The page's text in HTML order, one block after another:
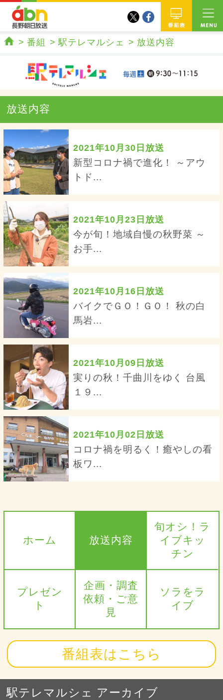
twitterfacebook
番組 駅テレマルシェ 放送内容
放送内容
2021年10月30日放送
新型コロナ禍で進化！ ～アウ
トド...
2021年10月23日放送
今が旬！地域自慢の秋野菜 ～
お手...
2021年10月16日放送
バイクでＧＯ！ＧＯ！ 秋の白
馬岩...
2021年10月09日放送
実りの秋！千曲川をゆく 台風
１９...
2021年10月02日放送
コロナ禍を明るく！癒やしの看
板ワ...
ホーム 放送内容
旬オシ！ラ
イブキッ
チン
プレゼン
ト
企画・調査
依頼・ご意
見
ソラをラ
イブ
番組表はこちら
駅テレマルシェ アーカイブ